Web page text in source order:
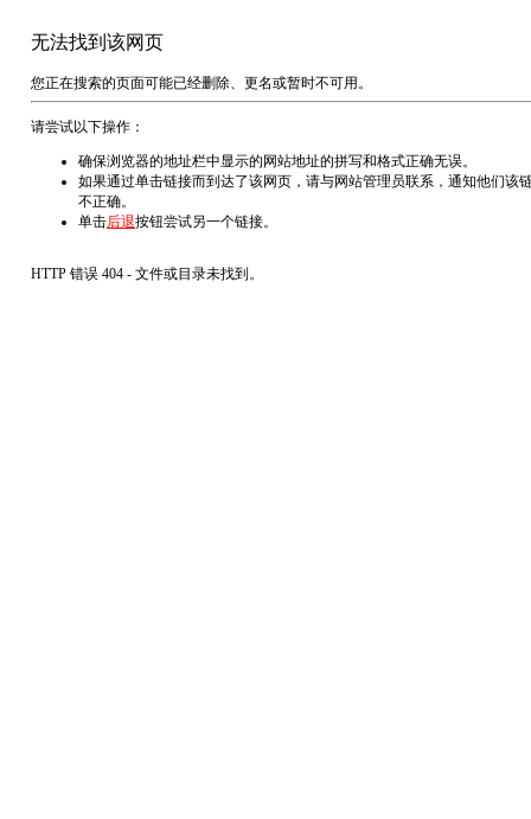
无法找到该网页
您正在搜索的页面可能已经删除、更名或暂时不可用。
请尝试以下操作：
确保浏览器的地址栏中显示的网站地址的拼写和格式正确无误。
如果通过单击链接而到达了该网页，请与网站管理员联系，通知他们该
不正确。
单击后退按钮尝试另一个链接。
HTTP 错误 404 - 文件或目录未找到。